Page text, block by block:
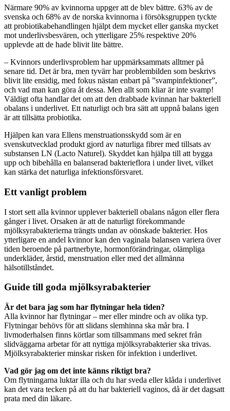
Närmare 90% av kvinnorna uppger att de blev bättre. 63% av de
svenska och 68% av de norska kvinnorna i försöksgruppen tyckte
att probiotikabehandlingen hjälpt dem mycket eller ganska mycket
mot underlivsbesvären, och ytterligare 25% respektive 20%
upplevde att de hade blivit lite bättre.
– Kvinnors underlivsproblem har uppmärksammats alltmer på
senare tid. Det är bra, men tyvärr har problembilden som beskrivs
blivit lite ensidig, med fokus nästan enbart på ”svampinfektioner”,
och vad man kan göra åt dessa. Men allt som kliar är inte svamp!
Väldigt ofta handlar det om att den drabbade kvinnan har bakteriell
obalans i underlivet. Ett naturligt och bra sätt att uppnå balans igen
är att tillsätta probiotika.
Hjälpen kan vara Ellens menstruationsskydd som är en
svenskutvecklad produkt gjord av naturliga fibrer med tillsats av
substansen LN (Lacto Naturel). Skyddet kan hjälpa till att bygga
upp och bibehålla en balanserad bakterieflora i under livet, vilket
kan stärka det naturliga infektionsförsvaret.
Ett vanligt problem
I stort sett alla kvinnor upplever bakteriell obalans någon eller flera
gånger i livet. Orsaken är att de naturligt förekommande
mjölksyrabakterierna trängts undan av oönskade bakterier. Hos
ytterligare en andel kvinnor kan den vaginala balansen variera över
tiden beroende på partnerbyte, hormonförändringar, olämpliga
underkläder, årstid, menstruation eller med det allmänna
hälsotillståndet.
Guide till goda mjölksyrabakterier
Är det bara jag som har flytningar hela tiden?
Alla kvinnor har flytningar – mer eller mindre och av olika typ.
Flytningar behövs för att slidans slemhinna ska mår bra. I
livmoderhalsen finns körtlar som tillsammans med sekret från
slidväggarna arbetar för att nyttiga mjölksyrabakterier ska trivas.
Mjölksyrabakterier minskar risken för infektion i underlivet.
Vad gör jag om det inte känns riktigt bra?
Om flytningarna luktar illa och du har sveda eller klåda i underlivet
kan det vara tecken på att du har bakteriell vaginos, då är det dagsatt
prata med din läkare.